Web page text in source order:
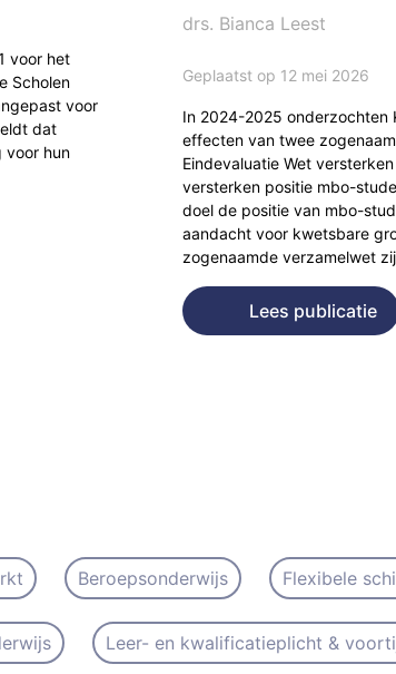
voor het
Scholen
voor
dat
voor hun
drs. Bianca Leest
Geplaatst op 12 mei 2026
In 2024-2025 onderzochten
effecten van twee
Eindevaluatie Wet
versterken positie mbo-
doel de positie van mbo-
aandacht voor kwetsbare
zogenaamde verzamelwet
Lees publicatie
Beroepsonderwijs Flexibele
Leer- en kwalificatieplicht &